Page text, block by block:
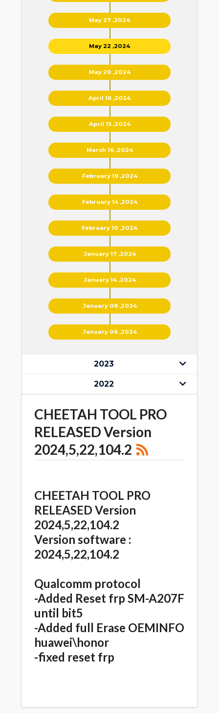
May 27 ,2024
May 22 ,2024
May 20 ,2024
April 16 ,2024
April 15 ,2024
March 16 ,2024
February 19 ,2024
February 14 ,2024
February 10 ,2024
January 17 ,2024
January 14 ,2024
January 08 ,2024
January 06 ,2024
2023
2022
CHEETAH TOOL PRO
RELEASED Version
2024,5,22,104.2
CHEETAH TOOL PRO
RELEASED Version
2024,5,22,104.2
Version software :
2024,5,22,104.2
Qualcomm protocol
-Added Reset frp SM-A207F
until bit5
-Added full Erase OEMINFO
huawei\honor
-fixed reset frp